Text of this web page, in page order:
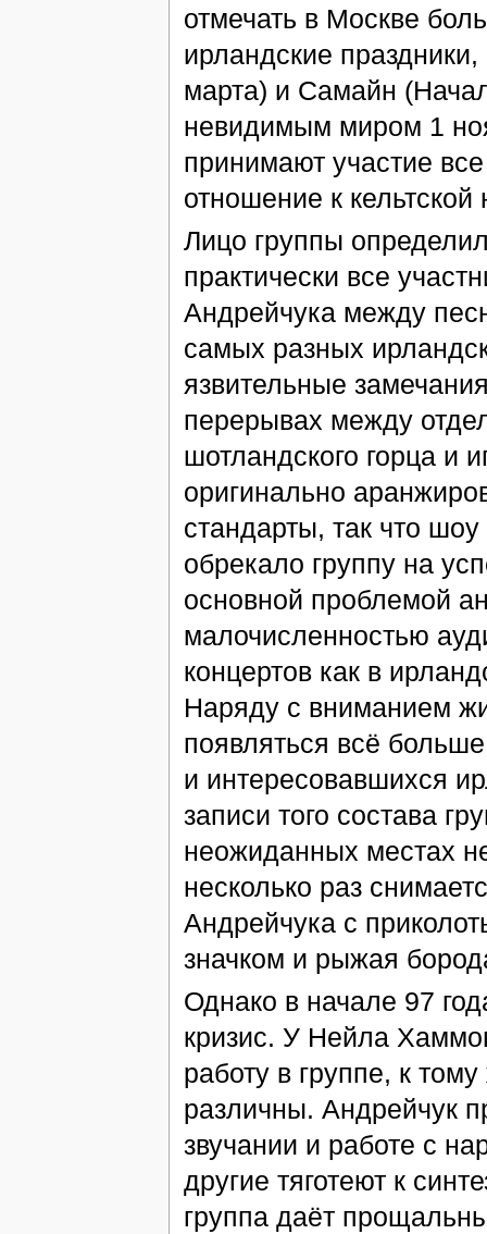
отмечать в Москве
ирландские
марта) и Самайн
невидимым миром 1
принимают участие
отношение к
Лицо группы
практически все
Андрейчука между
самых разных
язвительные
перерывах между
шотландского горца и
оригинально
стандарты, так что
обрекало группу на
основной проблемой
малочисленностью
концертов как в
Наряду с вниманием
появляться всё
и интересовавшихся
записи того состава
неожиданных местах
несколько раз
Андрейчука с
значком и рыжая
Однако в начале 97
кризис. У Нейла
работу в группе, к
различны. Андрейчук
звучании и работе с
другие тяготеют к
группа даёт